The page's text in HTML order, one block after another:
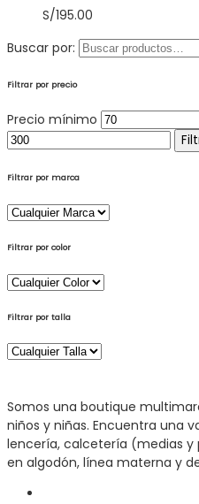
S/195.00
Buscar por:
Filtrar por precio
Precio mínimo
Filtrar por marca
Filtrar por color
Filtrar por talla
Somos una boutique
niños y niñas. Encuentra una
lencería, calcetería (medias y
en algodón, línea materna y